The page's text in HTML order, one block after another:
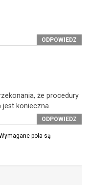
ODPOWIEDZ
że procedury
konieczna.
ODPOWIEDZ
pola są